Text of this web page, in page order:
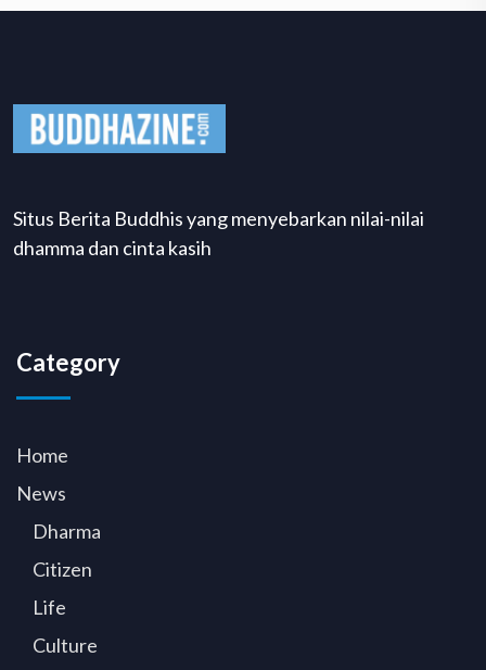
Situs Berita Buddhis yang menyebarkan nilai-nilai
dhamma dan cinta kasih
Category
Home
News
Dharma
Citizen
Life
Culture